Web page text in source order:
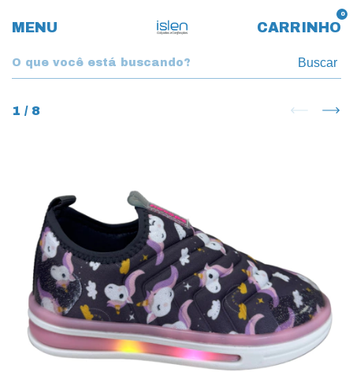
MENU CARRINHO
0
Buscar
1 / 8